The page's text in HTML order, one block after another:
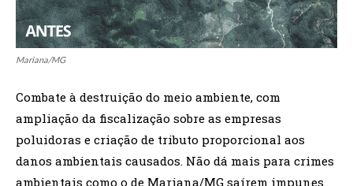
Mariana/MG
Combate à destruição do meio ambiente, com
ampliação da fiscalização sobre as empresas
poluidoras e criação de tributo proporcional aos
danos ambientais causados. Não dá mais para crimes
ambientais como o de Mariana/MG saírem impunes.